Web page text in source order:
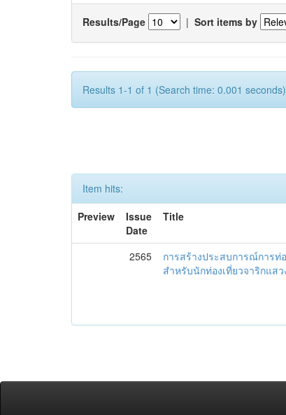
Results/Page | Sort items by
Results 1-1 of 1 (Search time: 0.001
Item hits:
Preview
Issue
Date
Title
2565
การสร้างประสบการณ์การ
สำหรับนักท่องเที่ยวจาริกแส